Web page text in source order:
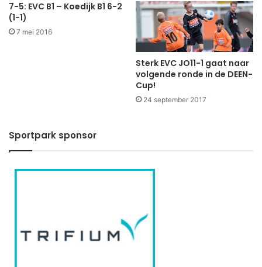
7-5: EVC B1 – Koedijk B1 6-2
(1-1)
7 mei 2016
Sterk EVC JO11-1 gaat naar
volgende ronde in de DEEN-
Cup!
24 september 2017
Sportpark sponsor